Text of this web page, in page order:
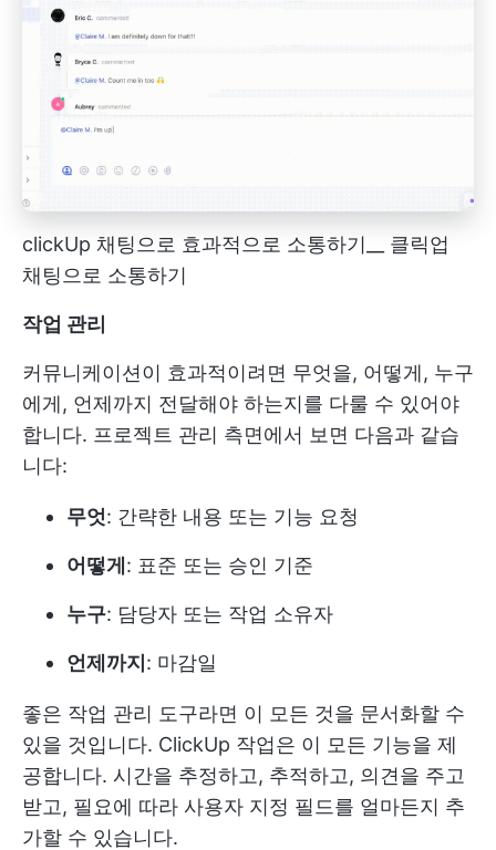
clickUp 채팅으로 효과적으로 소통하기__ 클릭업
채팅으로 소통하기
작업 관리
커뮤니케이션이 효과적이려면 무엇을, 어떻게, 누구
에게, 언제까지 전달해야 하는지를 다룰 수 있어야
합니다. 프로젝트 관리 측면에서 보면 다음과 같습
니다:
무엇: 간략한 내용 또는 기능 요청
어떻게: 표준 또는 승인 기준
누구: 담당자 또는 작업 소유자
언제까지: 마감일
좋은 작업 관리 도구라면 이 모든 것을 문서화할 수
있을 것입니다. ClickUp 작업은 이 모든 기능을 제
공합니다. 시간을 추정하고, 추적하고, 의견을 주고
받고, 필요에 따라 사용자 지정 필드를 얼마든지 추
가할 수 있습니다.